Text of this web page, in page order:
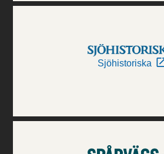
Sjöhistoriska